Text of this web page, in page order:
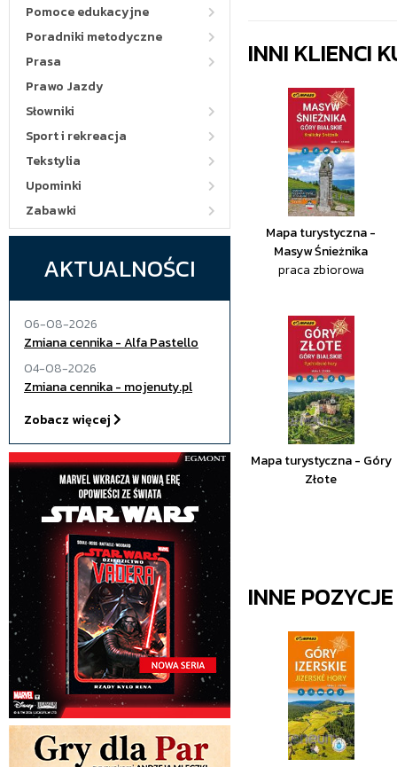
Pomoce edukacyjne
Poradniki metodyczne
Prasa
Prawo Jazdy
Słowniki
Sport i rekreacja
Tekstylia
Upominki
Zabawki
AKTUALNOŚCI
06-08-2026
Zmiana cennika - Alfa Pastello
04-08-2026
Zmiana cennika - mojenuty.pl
Zobacz więcej
INNI KLIENCI
Mapa turystyczna -
Masyw Śnieżnika
praca zbiorowa
Mapa turystyczna - Góry
Złote
INNE